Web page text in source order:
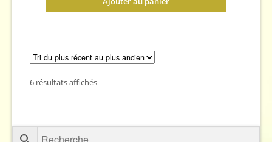
6 résultats affichésTrié
au